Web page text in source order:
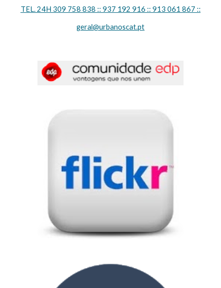
TEL. 24H 309 758 838 :: 937 192 916 :: 913 061 867 ::
geral@urbanoscat.pt